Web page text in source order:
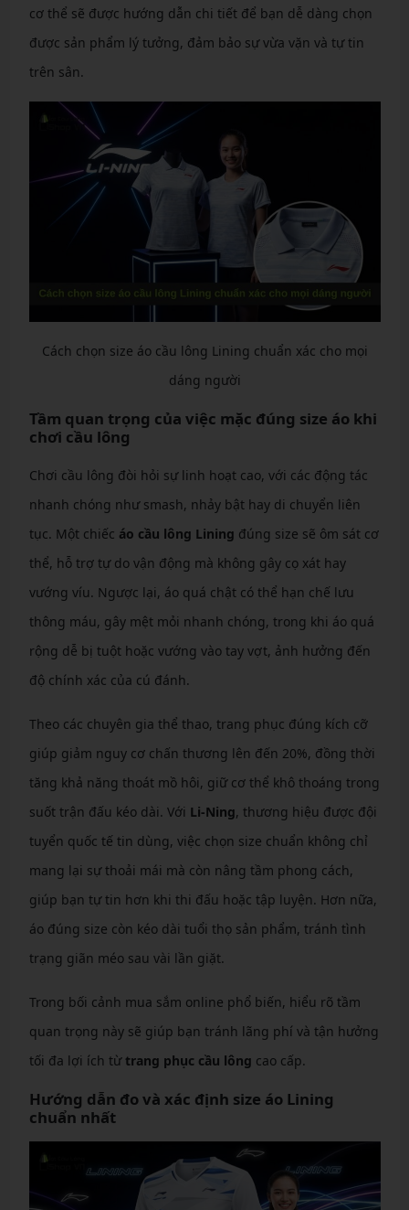
cơ thể sẽ được hướng dẫn chi tiết để bạn dễ dàng chọn
được sản phẩm lý tưởng, đảm bảo sự vừa vặn và tự tin
trên sân.
Cách chọn size áo cầu lông Lining chuẩn xác cho mọi
dáng người
Tầm quan trọng của việc mặc đúng size áo khi
chơi cầu lông
Chơi cầu lông đòi hỏi sự linh hoạt cao, với các động tác
nhanh chóng như smash, nhảy bật hay di chuyển liên
tục. Một chiếc áo cầu lông Lining đúng size sẽ ôm sát cơ
thể, hỗ trợ tự do vận động mà không gây cọ xát hay
vướng víu. Ngược lại, áo quá chật có thể hạn chế lưu
thông máu, gây mệt mỏi nhanh chóng, trong khi áo quá
rộng dễ bị tuột hoặc vướng vào tay vợt, ảnh hưởng đến
độ chính xác của cú đánh.
Theo các chuyên gia thể thao, trang phục đúng kích cỡ
giúp giảm nguy cơ chấn thương lên đến 20%, đồng thời
tăng khả năng thoát mồ hôi, giữ cơ thể khô thoáng trong
suốt trận đấu kéo dài. Với Li-Ning, thương hiệu được đội
tuyển quốc tế tin dùng, việc chọn size chuẩn không chỉ
mang lại sự thoải mái mà còn nâng tầm phong cách,
giúp bạn tự tin hơn khi thi đấu hoặc tập luyện. Hơn nữa,
áo đúng size còn kéo dài tuổi thọ sản phẩm, tránh tình
trạng giãn méo sau vài lần giặt.
Trong bối cảnh mua sắm online phổ biến, hiểu rõ tầm
quan trọng này sẽ giúp bạn tránh lãng phí và tận hưởng
tối đa lợi ích từ trang phục cầu lông cao cấp.
Hướng dẫn đo và xác định size áo Lining
chuẩn nhất